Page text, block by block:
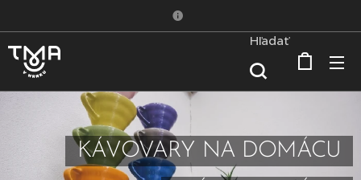
Hľadať
KÁVOVARY NA DOMÁCU